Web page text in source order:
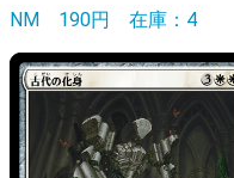
NM 190円 在庫：4